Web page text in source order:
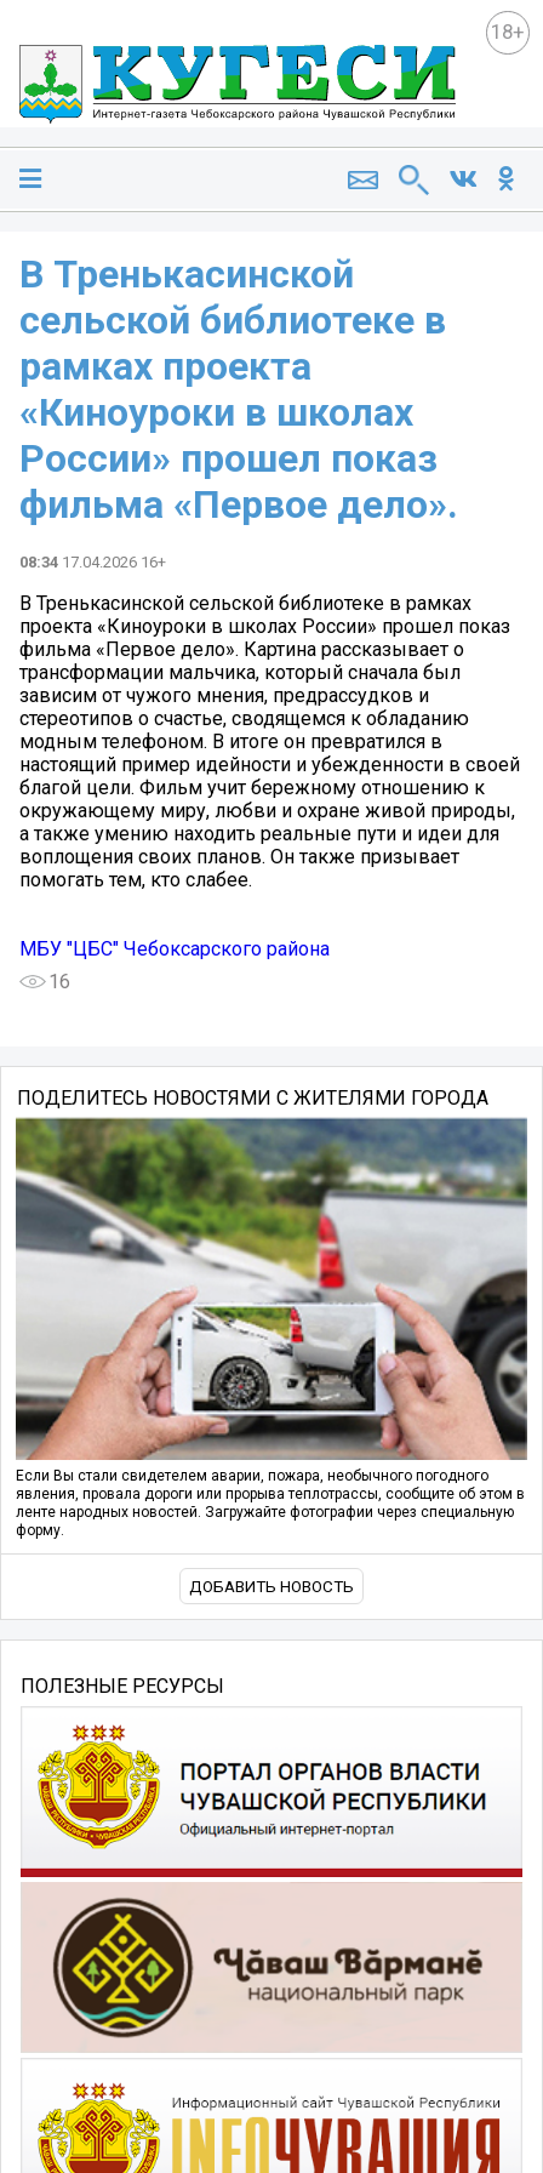
18+
В Тренькасинской
сельской библиотеке в
рамках проекта
«Киноуроки в школах
России» прошел показ
фильма «Первое дело».
08:34 17.04.2026 16+
В Тренькасинской сельской библиотеке в рамках
проекта «Киноуроки в школах России» прошел показ
фильма «Первое дело». Картина рассказывает о
трансформации мальчика, который сначала был
зависим от чужого мнения, предрассудков и
стереотипов о счастье, сводящемся к обладанию
модным телефоном. В итоге он превратился в
настоящий пример идейности и убежденности в своей
благой цели. Фильм учит бережному отношению к
окружающему миру, любви и охране живой природы,
а также умению находить реальные пути и идеи для
воплощения своих планов. Он также призывает
помогать тем, кто слабее.
МБУ "ЦБС" Чебоксарского района
16
ПОДЕЛИТЕСЬ НОВОСТЯМИ С ЖИТЕЛЯМИ ГОРОДА
Если Вы стали свидетелем аварии, пожара, необычного погодного
явления, провала дороги или прорыва теплотрассы, сообщите об этом в
ленте народных новостей. Загружайте фотографии через специальную
форму.
ДОБАВИТЬ НОВОСТЬ
ПОЛЕЗНЫЕ РЕСУРСЫ